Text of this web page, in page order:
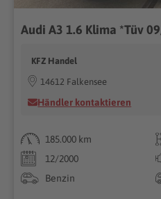
Audi A3 1.6 Klima *Tüv
KFZ Handel
14612 Falkensee
Händler kontaktieren
185.000 km
12/2000
Benzin